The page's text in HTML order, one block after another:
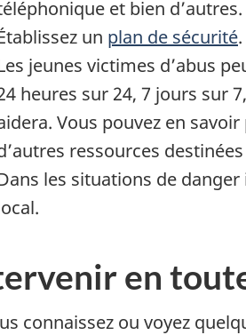
et bien d’autres.
un plan de sécurité
jeunes victimes d’abus
heures sur 24, 7 jours sur
Vous pouvez en
ressources
les situations de
en
connaissez ou voyez